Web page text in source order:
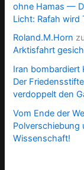
ohne Hamas —
Licht: Rafah wird
Roland.M.Horn
Arktisfahrt
Iran
Der
verdoppelt den
Vom Ende der
Polverschiebung
Wissenschaft!